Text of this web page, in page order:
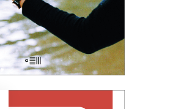
zł 38.03zł
DO KOSZYKA